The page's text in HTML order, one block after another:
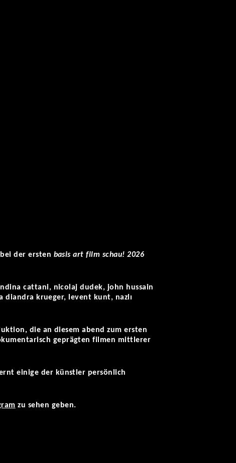
der ersten basis art film schau! 2026
cattani, nicolaj dudek, john hussain
diandra krueger, levent kunt, nazlı
die an diesem abend zum ersten
geprägten filmen mittlerer
einige der künstler persönlich
zu sehen geben.